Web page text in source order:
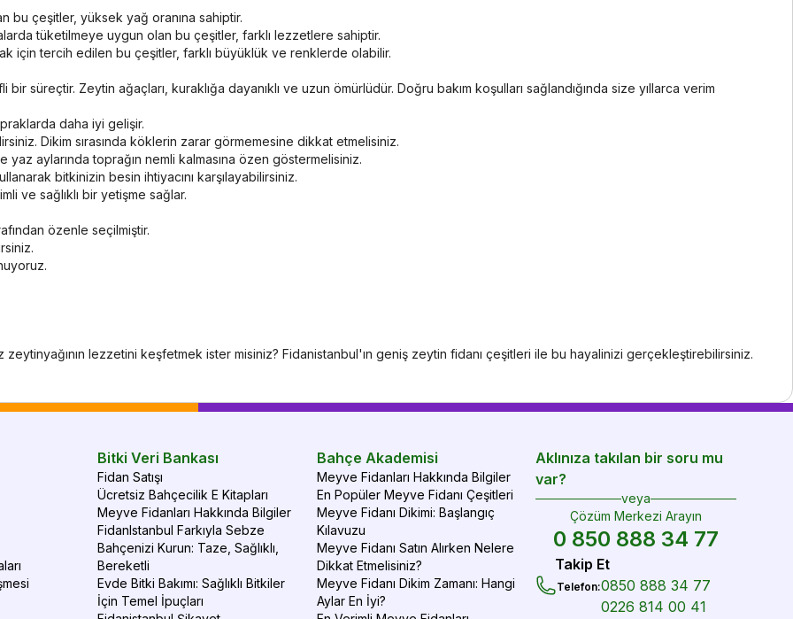
bu çeşitler, yüksek yağ oranına sahiptir.
tüketilmeye uygun olan bu çeşitler, farklı lezzetlere sahiptir.
için tercih edilen bu çeşitler, farklı büyüklük ve renklerde olabilir.
süreçtir. Zeytin ağaçları, kuraklığa dayanıklı ve uzun ömürlüdür. Doğru bakım koşulları sağlandığında size yıllarca verim
daha iyi gelişir.
Dikim sırasında köklerin zarar görmemesine dikkat etmelisiniz.
aylarında toprağın nemli kalmasına özen göstermelisiniz.
bitkinizin besin ihtiyacını karşılayabilirsiniz.
ve sağlıklı bir yetişme sağlar.
özenle seçilmiştir.
zeytinyağının lezzetini keşfetmek ister misiniz? Fidanistanbul'ın geniş zeytin fidanı çeşitleri ile bu hayalinizi gerçekleştirebilirsiniz.
Bitki Veri Bankası
Fidan Satışı
Ücretsiz Bahçecilik E Kitapları
Meyve Fidanları Hakkında Bilgiler
FidanIstanbul Farkıyla Sebze
Bahçenizi Kurun: Taze, Sağlıklı,
Bereketli
Evde Bitki Bakımı: Sağlıklı Bitkiler
İçin Temel İpuçları
Bahçe Akademisi
Meyve Fidanları Hakkında Bilgiler
En Popüler Meyve Fidanı Çeşitleri
Meyve Fidanı Dikimi: Başlangıç
Kılavuzu
Meyve Fidanı Satın Alırken Nelere
Dikkat Etmelisiniz?
Meyve Fidanı Dikim Zamanı: Hangi
Aylar En İyi?
Aklınıza takılan bir soru mu
var?
veya
Çözüm Merkezi Arayın
0 850 888 34 77
Takip Et
Telefon:0850 888 34 77
0226 814 00 41